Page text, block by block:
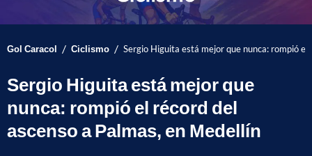
Gol Caracol / Ciclismo / Sergio Higuita está mejor que nunca: rompió
Sergio Higuita está mejor que
nunca: rompió el récord del
ascenso a Palmas, en Medellín